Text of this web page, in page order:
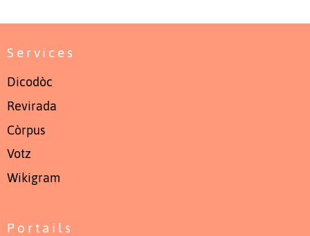
Services
Dicodòc
Revirada
Còrpus
Votz
Wikigram
Portails